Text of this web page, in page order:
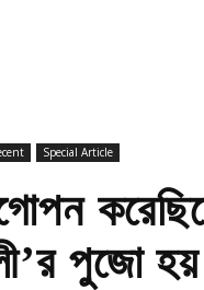
Special Article
পুজো হয়